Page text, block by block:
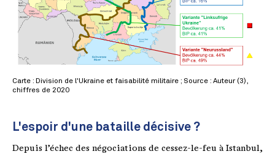
Carte : Division de l'Ukraine et faisabilité militaire ; Source : Auteur (3),
chiffres de 2020
L'espoir d'une bataille décisive ?
Depuis l’échec des négociations de cessez-le-feu à Istanbul,